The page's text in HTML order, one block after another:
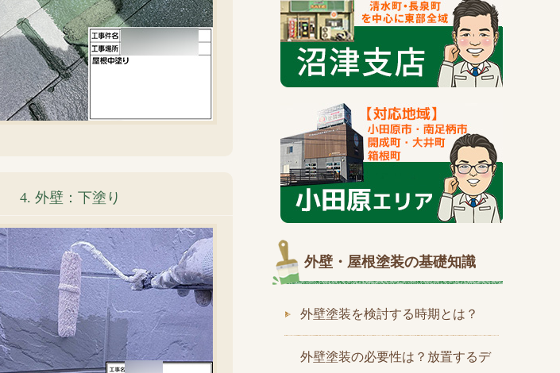
4. 外壁：下塗り
外壁・屋根塗装の基礎知識
外壁塗装を検討する時期とは？
外壁塗装の必要性は？放置するデ